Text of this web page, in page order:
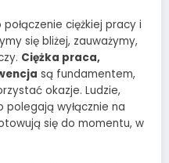
ciężkiej pracy i
się bliżej, zauważymy,
Ciężka praca,
są fundamentem,
okazje. Ludzie,
polegają wyłącznie na
się do momentu, w